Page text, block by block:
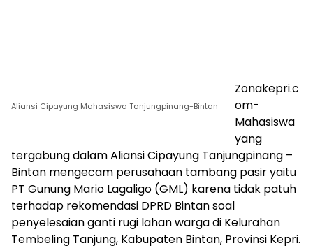
Aliansi Cipayung Mahasiswa Tanjungpinang-Bintan
Zonakepri.c
om-
Mahasiswa
yang
tergabung dalam Aliansi Cipayung Tanjungpinang –
Bintan mengecam perusahaan tambang pasir yaitu
PT Gunung Mario Lagaligo (GML) karena tidak patuh
terhadap rekomendasi DPRD Bintan soal
penyelesaian ganti rugi lahan warga di Kelurahan
Tembeling Tanjung, Kabupaten Bintan, Provinsi Kepri.